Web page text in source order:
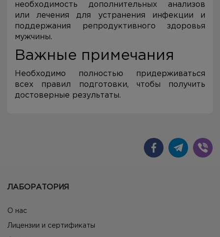
необходимость дополнительных анализов
или лечения для устранения инфекции и
поддержания репродуктивного здоровья
мужчины.
Важные примечания
Необходимо полностью придерживаться
всех правил подготовки, чтобы получить
достоверные результаты.
ЛАБОРАТОРИЯ
О нас
Лицензии и сертификаты